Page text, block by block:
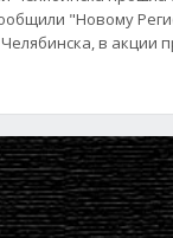
"Новому
в акции